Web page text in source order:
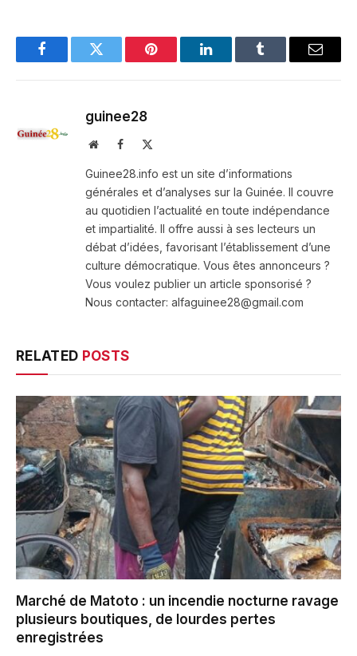
FacebookTwitter Pinterest LinkedInTumblr Email
guinee28
WebsiteFacebook
Guinee28.info est un site d’informations
générales et d’analyses sur la Guinée. Il couvre
au quotidien l’actualité en toute indépendance
et impartialité. Il offre aussi à ses lecteurs un
débat d’idées, favorisant l’établissement d’une
culture démocratique. Vous êtes annonceurs ?
Vous voulez publier un article sponsorisé ?
Nous contacter: alfaguinee28@gmail.com
RELATED POSTS
Marché de Matoto : un incendie nocturne ravage
plusieurs boutiques, de lourdes pertes
enregistrées